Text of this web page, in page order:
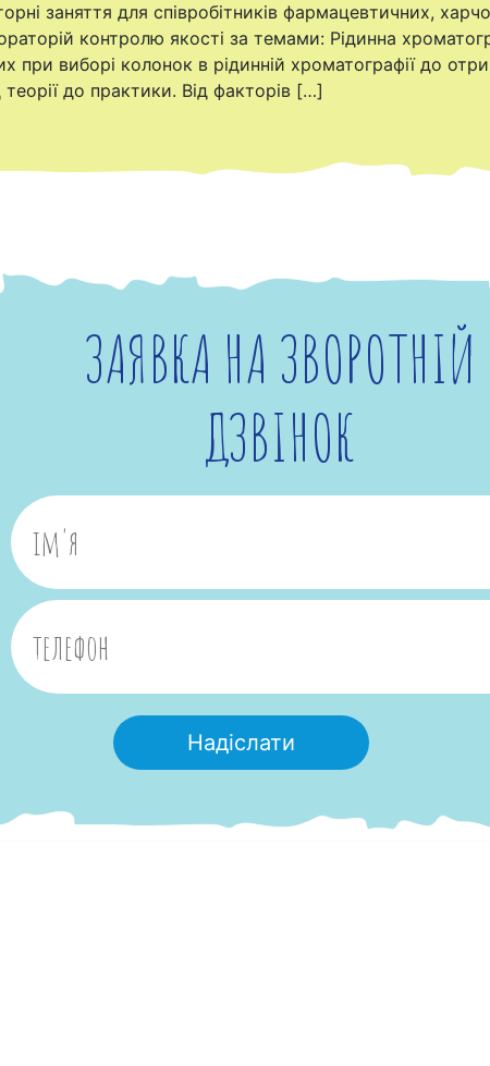
заняття для співробітників фармацевтичних,
контролю якості за темами: Рідинна
при виборі колонок в рідинній хроматографії до
теорії до практики. Від факторів […]
ЗАЯВКА НА ЗВОРОТНІЙ
ДЗВІНОК